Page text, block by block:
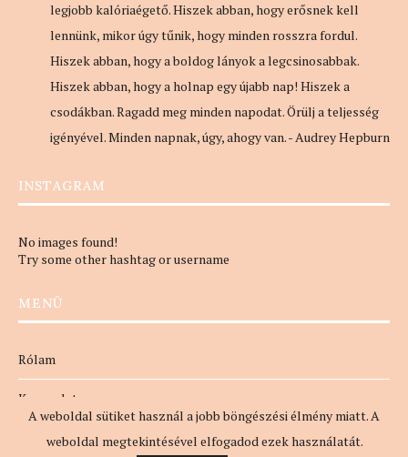
legjobb kalóriaégető. Hiszek abban, hogy erősnek kell
lennünk, mikor úgy tűnik, hogy minden rosszra fordul.
Hiszek abban, hogy a boldog lányok a legcsinosabbak.
Hiszek abban, hogy a holnap egy újabb nap! Hiszek a
csodákban. Ragadd meg minden napodat. Örülj a teljesség
igényével. Minden napnak, úgy, ahogy van. - Audrey Hepburn
INSTAGRAM
No images found!
Try some other hashtag or username
MENÜ
Rólam
Kapcsolat
Adatvédelem
A weboldal sütiket használ a jobb böngészési élmény miatt. A
weboldal megtekintésével elfogadod ezek használatát.